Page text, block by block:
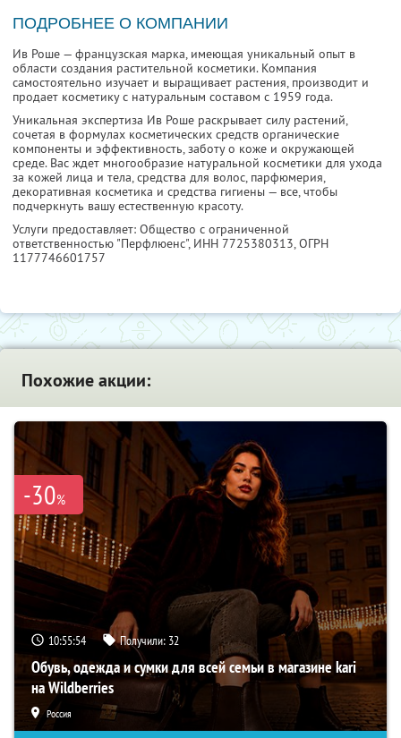
ПОДРОБНЕЕ О КОМПАНИИ
Ив Роше — французская марка, имеющая уникальный опыт в
области создания растительной косметики. Компания
самостоятельно изучает и выращивает растения, производит и
продает косметику с натуральным составом с 1959 года.
Уникальная экспертиза Ив Роше раскрывает силу растений,
сочетая в формулах косметических средств органические
компоненты и эффективность, заботу о коже и окружающей
среде. Вас ждет многообразие натуральной косметики для ухода
за кожей лица и тела, средства для волос, парфюмерия,
декоративная косметика и средства гигиены — все, чтобы
подчеркнуть вашу естественную красоту.
Услуги предоставляет: Общество с ограниченной
ответственностью "Перфлюенс", ИНН 7725380313, ОГРН
1177746601757
Похожие акции:
-30%
10:55:53 Получили: 32
Обувь, одежда и сумки для всей семьи в магазине kari
на Wildberries
Россия